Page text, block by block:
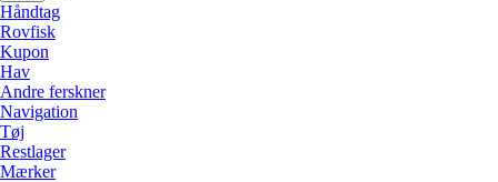
Håndtag
Rovfisk
Kupon
Hav
Andre ferskner
Navigation
Tøj
Restlager
Mærker